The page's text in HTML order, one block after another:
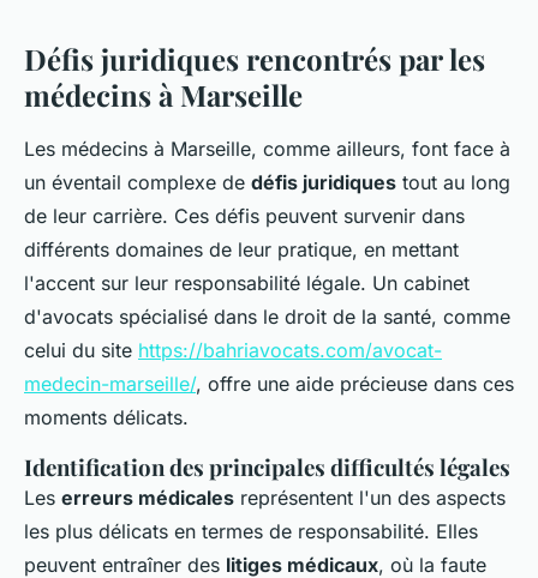
Défis juridiques rencontrés par les
médecins à Marseille
Les médecins à Marseille, comme ailleurs, font face à
un éventail complexe de défis juridiques tout au long
de leur carrière. Ces défis peuvent survenir dans
différents domaines de leur pratique, en mettant
l'accent sur leur responsabilité légale. Un cabinet
d'avocats spécialisé dans le droit de la santé, comme
celui du site https://bahriavocats.com/avocat-
medecin-marseille/, offre une aide précieuse dans ces
moments délicats.
Identification des principales difficultés légales
Les erreurs médicales représentent l'un des aspects
les plus délicats en termes de responsabilité. Elles
peuvent entraîner des litiges médicaux, où la faute